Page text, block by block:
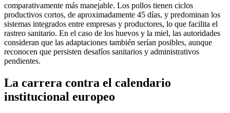
comparativamente más manejable. Los pollos tienen ciclos
productivos cortos, de aproximadamente 45 días, y predominan los
sistemas integrados entre empresas y productores, lo que facilita el
rastreo sanitario. En el caso de los huevos y la miel, las autoridades
consideran que las adaptaciones también serían posibles, aunque
reconocen que persisten desafíos sanitarios y administrativos
pendientes.
La carrera contra el calendario
institucional europeo